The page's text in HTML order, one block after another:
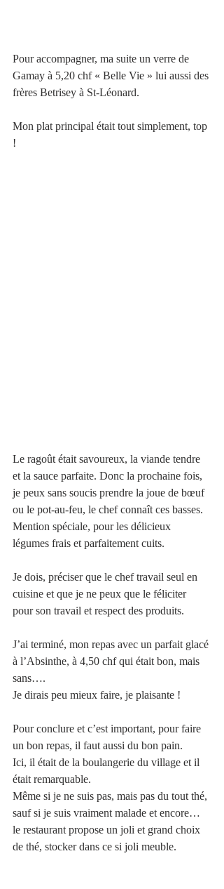
Pour accompagner, ma suite un verre de
Gamay à 5,20 chf « Belle Vie » lui aussi des
frères Betrisey à St-Léonard.
Mon plat principal était tout simplement, top
!
Le ragoût était savoureux, la viande tendre
et la sauce parfaite. Donc la prochaine fois,
je peux sans soucis prendre la joue de bœuf
ou le pot-au-feu, le chef connaît ces basses.
Mention spéciale, pour les délicieux
légumes frais et parfaitement cuits.
Je dois, préciser que le chef travail seul en
cuisine et que je ne peux que le féliciter
pour son travail et respect des produits.
J’ai terminé, mon repas avec un parfait glacé
à l’Absinthe, à 4,50 chf qui était bon, mais
sans….
Je dirais peu mieux faire, je plaisante !
Pour conclure et c’est important, pour faire
un bon repas, il faut aussi du bon pain.
Ici, il était de la boulangerie du village et il
était remarquable.
Même si je ne suis pas, mais pas du tout thé,
sauf si je suis vraiment malade et encore…
le restaurant propose un joli et grand choix
de thé, stocker dans ce si joli meuble.